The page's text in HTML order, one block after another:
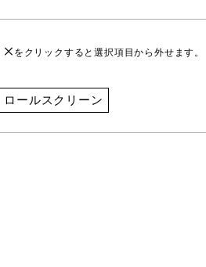
をクリックすると選択項目から外せます。
ロールスクリーン